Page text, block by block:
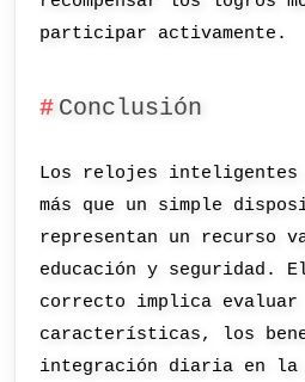
participar activamente.
Conclusión
Los relojes inteligentes
más que un simple
representan un recurso
educación y seguridad.
correcto implica
características, los
integración diaria en